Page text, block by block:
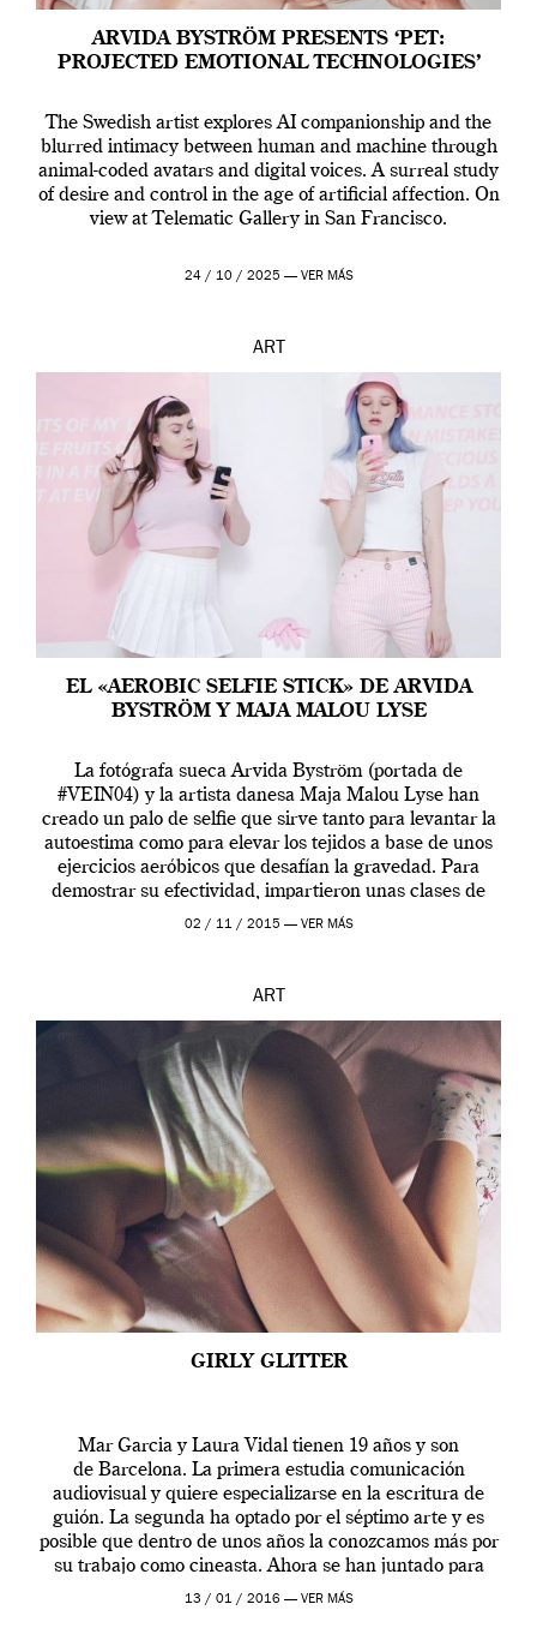
ARVIDA BYSTRÖM PRESENTS ‘PET:
PROJECTED EMOTIONAL TECHNOLOGIES’
The Swedish artist explores AI companionship and the
blurred intimacy between human and machine through
animal-coded avatars and digital voices. A surreal study
of desire and control in the age of artificial affection. On
view at Telematic Gallery in San Francisco.
24 / 10 / 2025 — VER MÁS
ART
EL «AEROBIC SELFIE STICK» DE ARVIDA
BYSTRÖM Y MAJA MALOU LYSE
La fotógrafa sueca Arvida Byström (portada de
#VEIN04) y la artista danesa Maja Malou Lyse han
creado un palo de selfie que sirve tanto para levantar la
autoestima como para elevar los tejidos a base de unos
ejercicios aeróbicos que desafían la gravedad. Para
demostrar su efectividad, impartieron unas clases de
prueba en el Tate […]
02 / 11 / 2015 — VER MÁS
ART
GIRLY GLITTER
Mar Garcia y Laura Vidal tienen 19 años y son
de Barcelona. La primera estudia comunicación
audiovisual y quiere especializarse en la escritura de
guión. La segunda ha optado por el séptimo arte y es
posible que dentro de unos años la conozcamos más por
su trabajo como cineasta. Ahora se han juntado para
contarnos una […]
13 / 01 / 2016 — VER MÁS